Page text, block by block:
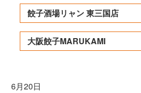
餃子酒場リャン 東三国店
大阪餃子MARUKAMI
6月20日